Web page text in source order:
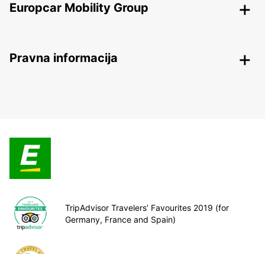
Europcar Mobility Group
Pravna informacija
TripAdvisor Travelers’ Favourites 2019 (for
Germany, France and Spain)